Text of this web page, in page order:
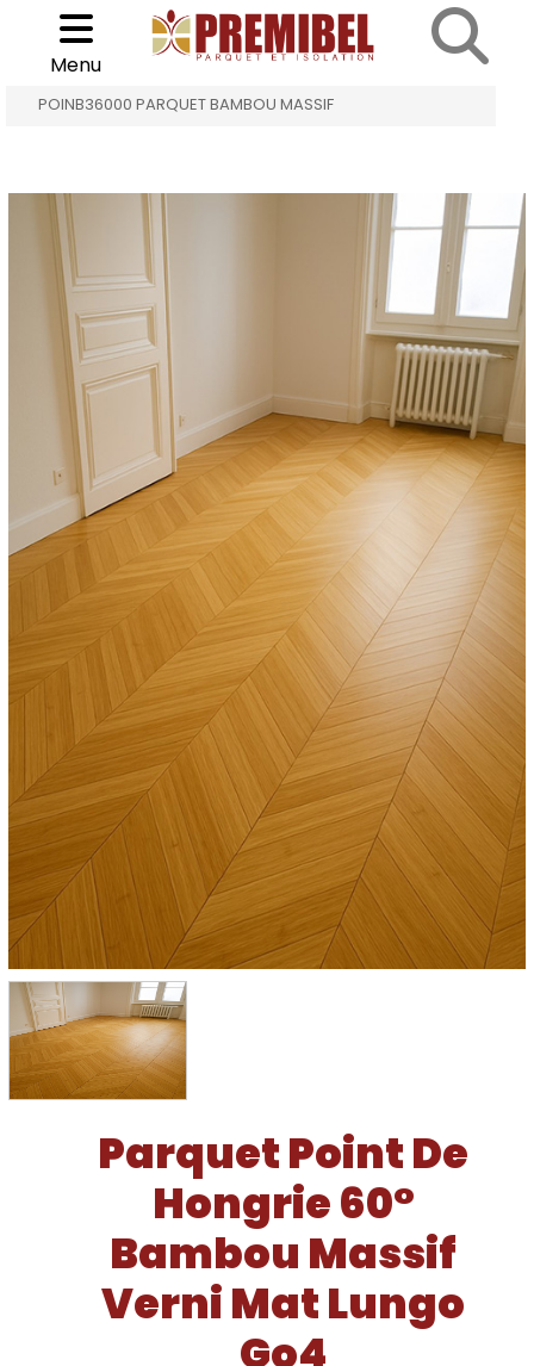
Choisir son parquet
Menu
ACCUEIL > PARQUET BAMBOU MASSIF >
POINB36000 PARQUET BAMBOU MASSIF
Parquet Point De
Hongrie 60°
Bambou Massif
Verni Mat Lungo
Go4
Cookies management panel